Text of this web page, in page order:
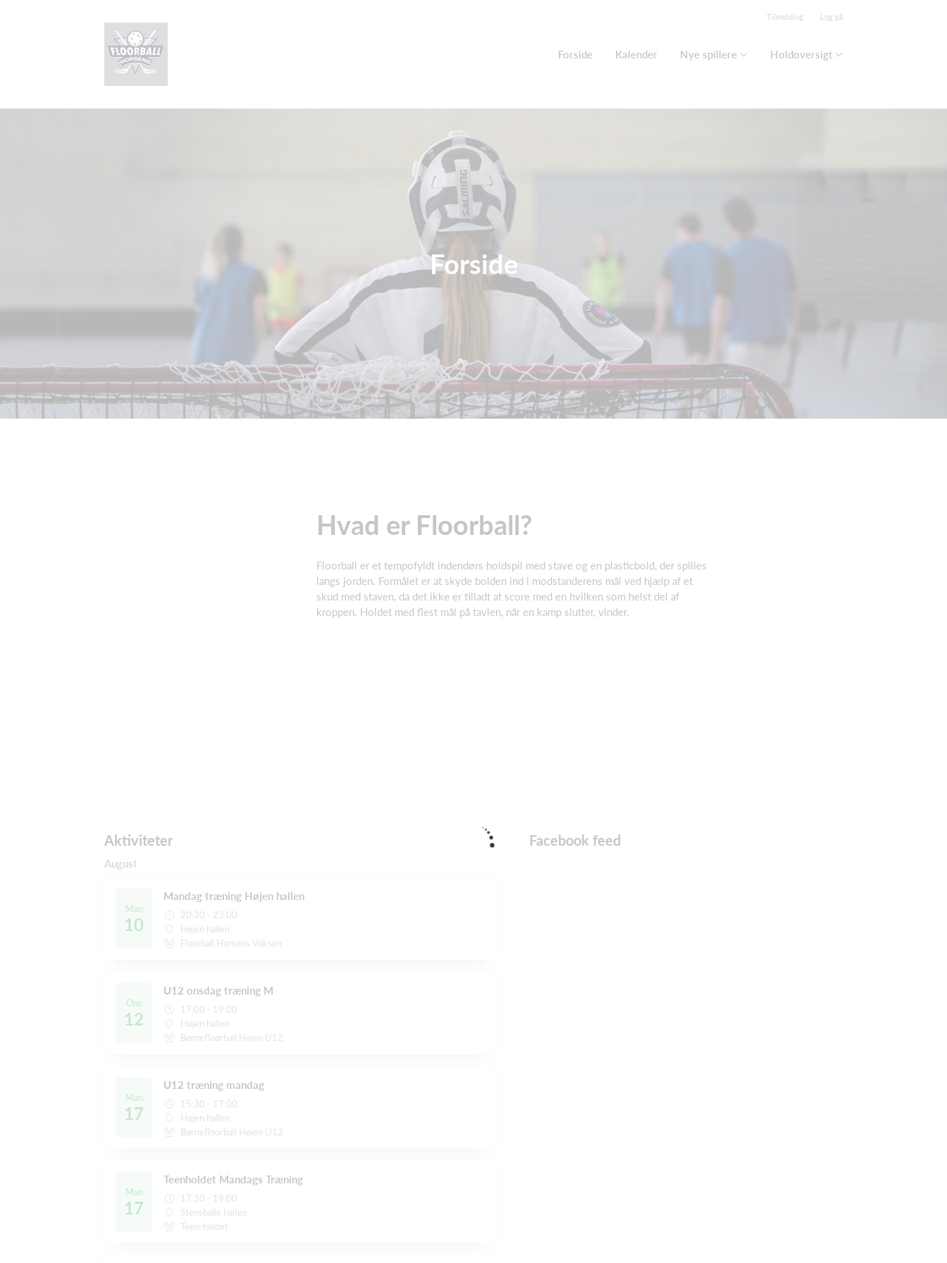
Tilmelding Log på
Forside Kalender Nye spillere Holdoversigt
Forside
Hvad er Floorball?
Floorball er et tempofyldt indendørs holdspil med stave og en plasticbold, der spilles
langs jorden. Formålet er at skyde bolden ind i modstanderens mål ved hjælp af et
skud med staven, da det ikke er tilladt at score med en hvilken som helst del af
kroppen. Holdet med flest mål på tavlen, når en kamp slutter, vinder.
Aktiviteter
August
Man
10
Mandag træning Højen hallen
20:30 - 23:00
Højen hallen
Floorball Horsens Voksen
Ons
12
U12 onsdag træning M
17:00 - 19:00
Højen hallen
Børnefloorball Højen U12
Man
17
U12 træning mandag
15:30 - 17:00
Højen hallen
Børnefloorball Højen U12
Man
17
Teenholdet Mandags Træning
17:30 - 19:00
Stensballe hallen
Teen-holdet
Facebook feed